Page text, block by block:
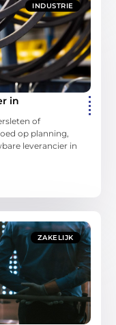
INDUSTRIE
in
of
op planning,
leverancier in
ZAKELIJK